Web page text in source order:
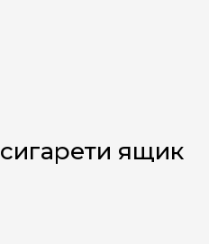
сигарети ящик